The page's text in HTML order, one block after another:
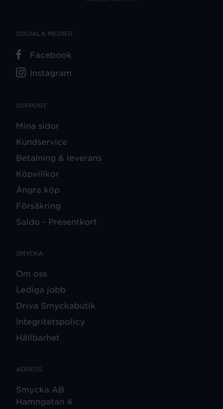
SUPPORT
Mina sidor
Kundservice
Betalning & leverans
Köpvillkor
Ångra köp
Försäkring
Saldo - Presentkort
SMYCKA
Om oss
Lediga jobb
Driva Smyckabutik
Integritetspolicy
Hållbarhet
ADRESS
Smycka AB
Hamngatan 4
SOCIALA MEDIER
Facebook
Instagram